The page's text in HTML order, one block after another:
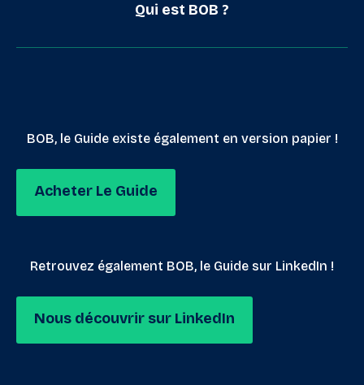
Qui est BOB ?
BOB, le Guide existe également en version papier !
Acheter Le Guide
Retrouvez également BOB, le Guide sur LinkedIn !
Nous découvrir sur LinkedIn